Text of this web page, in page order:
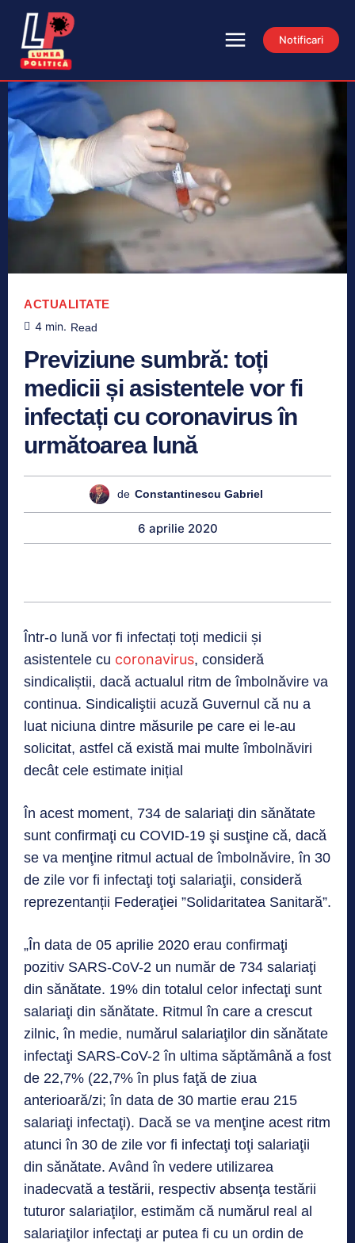
Notificari
ACTUALITATE
4 min. Read
Previziune sumbră: toți
medicii și asistentele vor fi
infectați cu coronavirus în
următoarea lună
de Constantinescu Gabriel
6 aprilie 2020
Într-o lună vor fi infectați toți medicii și
asistentele cu coronavirus, consideră
sindicaliștii, dacă actualul ritm de îmbolnăvire va
continua. Sindicaliştii acuză Guvernul că nu a
luat niciuna dintre măsurile pe care ei le-au
solicitat, astfel că există mai multe îmbolnăviri
decât cele estimate inițial
În acest moment, 734 de salariaţi din sănătate
sunt confirmaţi cu COVID-19 şi susţine că, dacă
se va menţine ritmul actual de îmbolnăvire, în 30
de zile vor fi infectaţi toţi salariaţii, consideră
reprezentanții Federaţiei ”Solidaritatea Sanitară”.
„În data de 05 aprilie 2020 erau confirmaţi
pozitiv SARS-CoV-2 un număr de 734 salariaţi
din sănătate. 19% din totalul celor infectaţi sunt
salariaţi din sănătate. Ritmul în care a crescut
zilnic, în medie, numărul salariaţilor din sănătate
infectaţi SARS-CoV-2 în ultima săptămână a fost
de 22,7% (22,7% în plus faţă de ziua
anterioară/zi; în data de 30 martie erau 215
salariaţi infectaţi). Dacă se va menţine acest ritm
atunci în 30 de zile vor fi infectaţi toţi salariaţii
din sănătate. Având în vedere utilizarea
inadecvată a testării, respectiv absenţa testării
tuturor salariaţilor, estimăm că numărul real al
salariaţilor infectaţi ar putea fi cu un ordin de